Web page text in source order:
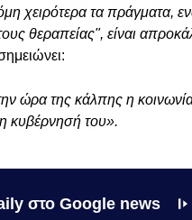
χειρότερα τα πράγματα,
θεραπείας", είναι
ώρα της κάλπης η
η κυβέρνησή του».
στο Google news